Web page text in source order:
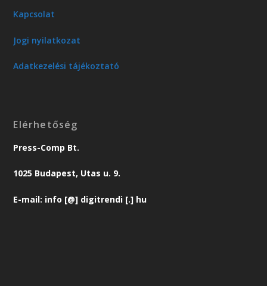
Kapcsolat
Jogi nyilatkozat
Adatkezelési tájékoztató
Elérhetőség
Press-Comp Bt.
1025 Budapest, Utas u. 9.
E-mail: info [@] digitrendi [.] hu